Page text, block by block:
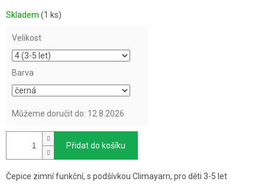
cena:
Skladem (1 ks)
Velikost
Barva
Můžeme doručit do: 12.8.2026
Přidat do košíku
Čepice zimní funkční, s podšívkou Climayarn, pro děti 3-5 let